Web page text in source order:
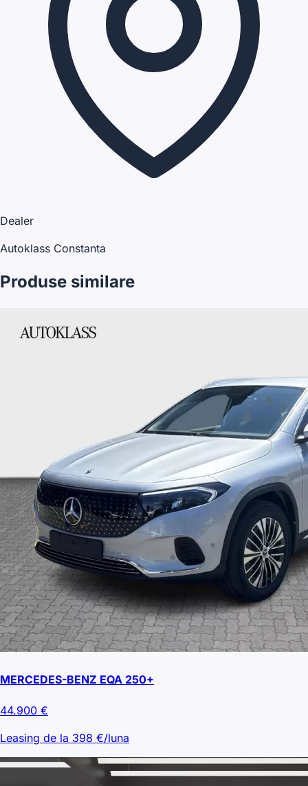
Dealer
Autoklass Constanta
Produse similare
MERCEDES-BENZ EQA 250+
44.900 €
Leasing de la 398 €/luna